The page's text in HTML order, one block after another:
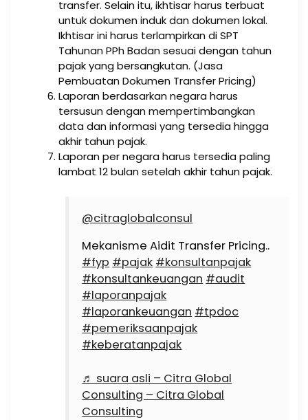
transfer. Selain itu, ikhtisar harus terbuat
untuk dokumen induk dan dokumen lokal.
Ikhtisar ini harus terlampirkan di SPT
Tahunan PPh Badan sesuai dengan tahun
pajak yang bersangkutan. (Jasa
Pembuatan Dokumen Transfer Pricing)
Laporan berdasarkan negara harus
tersusun dengan mempertimbangkan
data dan informasi yang tersedia hingga
akhir tahun pajak.
Laporan per negara harus tersedia paling
lambat 12 bulan setelah akhir tahun pajak.
@citraglobalconsul
Mekanisme Aidit Transfer Pricing..
#fyp #pajak #konsultanpajak
#konsultankeuangan #audit
#laporanpajak
#laporankeuangan #tpdoc
#pemeriksaanpajak
#keberatanpajak
♬ suara asli – Citra Global
Consulting – Citra Global
Consulting